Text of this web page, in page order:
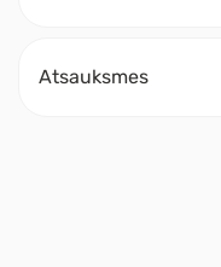
Atsauksmes